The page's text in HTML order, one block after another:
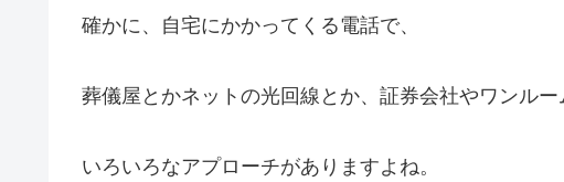
確かに、自宅にかかってくる電話で、
葬儀屋とかネットの光回線とか、証券会社やワンル
いろいろなアプローチがありますよね。